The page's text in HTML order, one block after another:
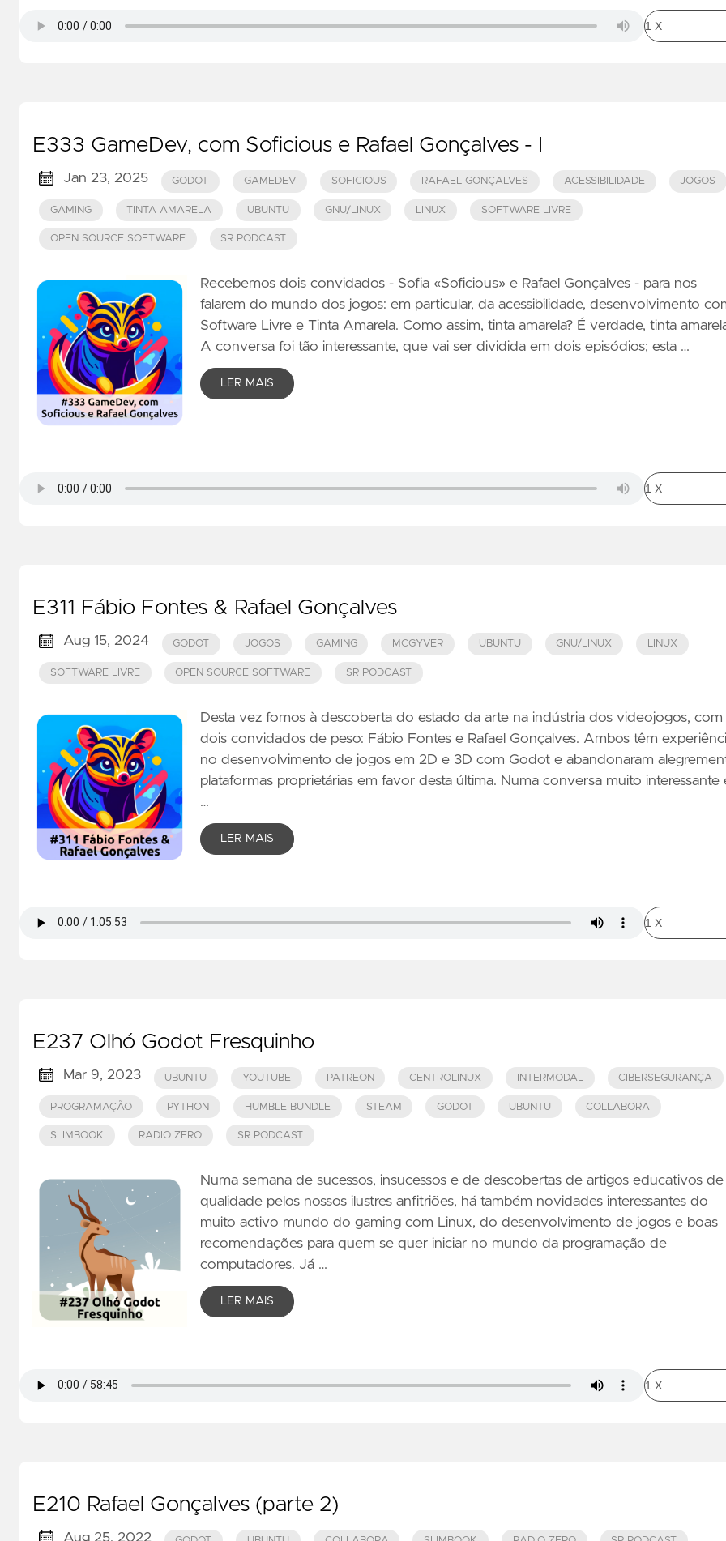
E333 GameDev, com Soficious e Rafael Gonçalves - I
Jan 23, 2025 GODOT GAMEDEV SOFICIOUS RAFAEL GONÇALVES ACESSIBILIDADE JOGOS
GAMING TINTA AMARELA UBUNTU GNU/LINUX LINUX SOFTWARE LIVRE
OPEN SOURCE SOFTWARE SR PODCAST
Recebemos dois convidados - Sofia «Soficious» e Rafael Gonçalves - para nos
falarem do mundo dos jogos: em particular, da acessibilidade, desenvolvimento
Software Livre e Tinta Amarela. Como assim, tinta amarela? É verdade, tinta
A conversa foi tão interessante, que vai ser dividida em dois episódios; esta …
LER MAIS
E311 Fábio Fontes & Rafael Gonçalves
Aug 15, 2024 GODOT JOGOS GAMING MCGYVER UBUNTU GNU/LINUX LINUX
SOFTWARE LIVRE OPEN SOURCE SOFTWARE SR PODCAST
Desta vez fomos à descoberta do estado da arte na indústria dos videojogos, com
dois convidados de peso: Fábio Fontes e Rafael Gonçalves. Ambos têm
no desenvolvimento de jogos em 2D e 3D com Godot e abandonaram
plataformas proprietárias em favor desta última. Numa conversa muito interessante
…
LER MAIS
E237 Olhó Godot Fresquinho
Mar 9, 2023 UBUNTU YOUTUBE PATREON CENTROLINUX INTERMODAL CIBERSEGURANÇA
PROGRAMAÇÃO PYTHON HUMBLE BUNDLE STEAM GODOT UBUNTU COLLABORA
SLIMBOOK RADIO ZERO SR PODCAST
Numa semana de sucessos, insucessos e de descobertas de artigos educativos de
qualidade pelos nossos ilustres anfitriões, há também novidades interessantes do
muito activo mundo do gaming com Linux, do desenvolvimento de jogos e boas
recomendações para quem se quer iniciar no mundo da programação de
computadores. Já …
LER MAIS
E210 Rafael Gonçalves (parte 2)
Aug 25, 2022